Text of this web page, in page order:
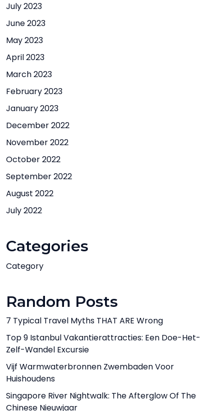
July 2023
June 2023
May 2023
April 2023
March 2023
February 2023
January 2023
December 2022
November 2022
October 2022
September 2022
August 2022
July 2022
Categories
Category
Random Posts
7 Typical Travel Myths THAT ARE Wrong
Top 9 Istanbul Vakantierattracties: Een Doe-Het-
Zelf-Wandel Excursie
Vijf Warmwaterbronnen Zwembaden Voor
Huishoudens
Singapore River Nightwalk: The Afterglow Of The
Chinese Nieuwjaar